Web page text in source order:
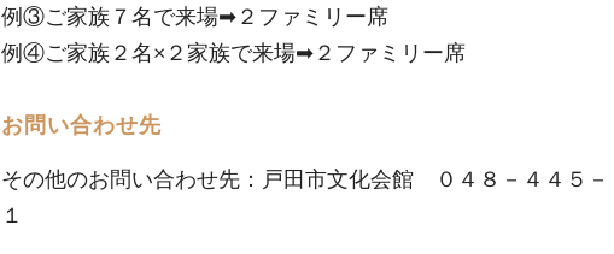
例③ご家族７名で来場➡２ファミリー席
例④ご家族２名×２家族で来場➡２ファミリー席
お問い合わせ先
その他のお問い合わせ先：戸田市文化会館 ０４８－４４５－
１